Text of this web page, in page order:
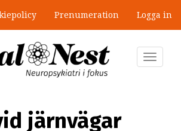
Prenumeration Logga in
Toggle
järnvägar
gick bra – just därför togs
bort”